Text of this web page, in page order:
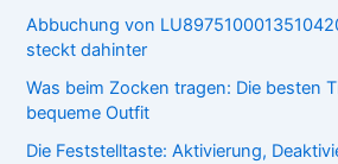
Abbuchung von
steckt dahinter
Was beim Zocken tragen: Die besten
bequeme Outfit
Die Feststelltaste: Aktivierung,